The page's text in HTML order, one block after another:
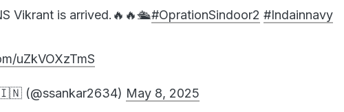
Vikrant is arrived.🔥🔥🛳️#OprationSindoor2 #Indainnavy
uZkVOXzTmS
(@ssankar2634) May 8, 2025